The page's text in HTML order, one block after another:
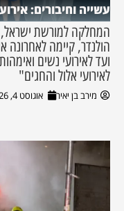
עשייה וחיבורים:
המחלקה למורשת
הולנדר, קיימה לאחרונה
ועד לאירועי נשים
לאירועי אלול והחגים"
מירב בן יאיר אוגוסט 4, 2026